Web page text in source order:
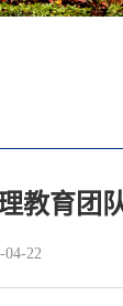
教育团
04-22